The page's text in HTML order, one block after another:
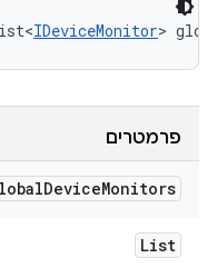
IDeviceMonitor>
פרמטרים
DeviceMonitors
List